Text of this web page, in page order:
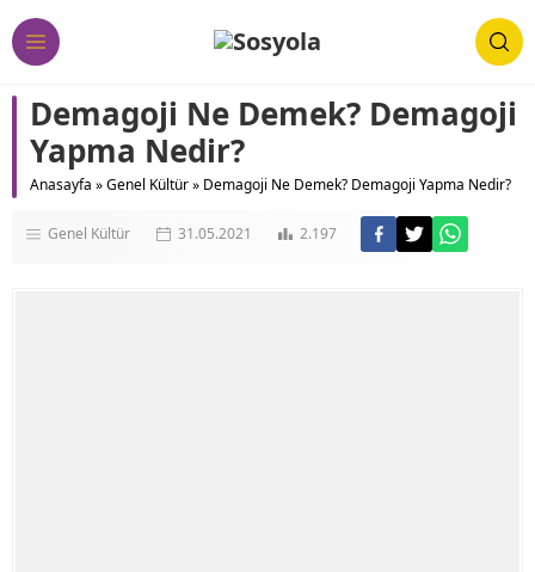
Demagoji Ne Demek? Demagoji
Yapma Nedir?
Anasayfa »Genel Kültür» Demagoji Ne Demek? Demagoji Yapma Nedir?
Genel Kültür 31.05.2021 2.197